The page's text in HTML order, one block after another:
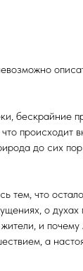
бескрайние
происходит
до сих
тем, что
о духах
и почему
а